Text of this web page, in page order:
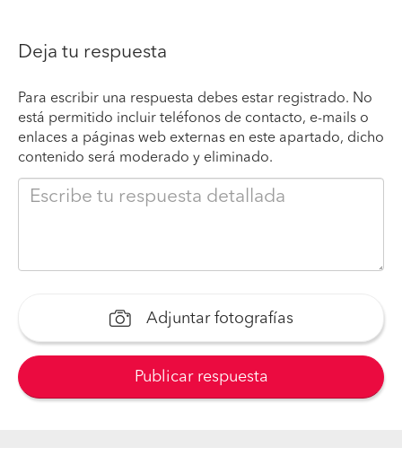
Deja tu respuesta
Para escribir una respuesta debes estar registrado. No
está permitido incluir teléfonos de contacto, e-mails o
enlaces a páginas web externas en este apartado, dicho
contenido será moderado y eliminado.
Adjuntar fotografías
Publicar respuesta